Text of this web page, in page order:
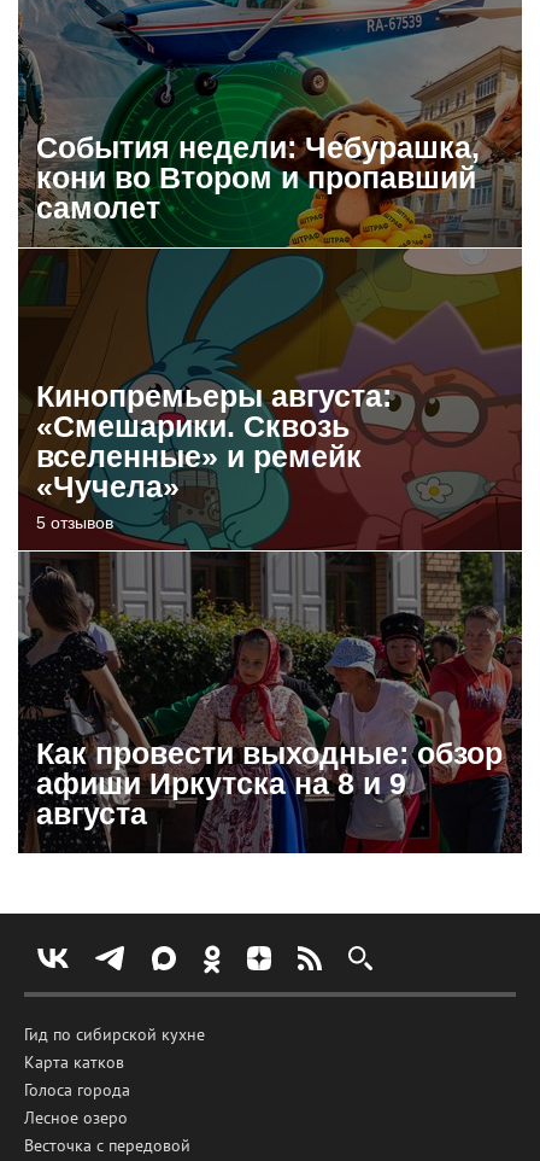
События недели: Чебурашка,
кони во Втором и пропавший
самолет
Кинопремьеры августа:
«Смешарики. Сквозь
вселенные» и ремейк
«Чучела»
5 отзывов
Как провести выходные: обзор
афиши Иркутска на 8 и 9
августа
Гид по сибирской кухне
Карта катков
Голоса города
Лесное озеро
Весточка с передовой